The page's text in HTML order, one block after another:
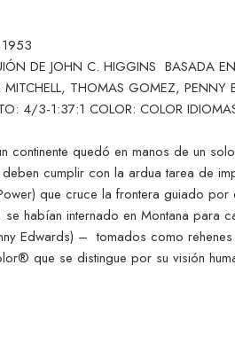
DE JOHN C. HIGGINS BASADA
THOMAS GOMEZ, PENNY
4/3-1:37:1 COLOR: COLOR
quedó en manos de un
cumplir con la ardua tarea de
que cruce la frontera guiado por
habían internado en Montana para
Edwards) – tomados como
que se distingue por su visión